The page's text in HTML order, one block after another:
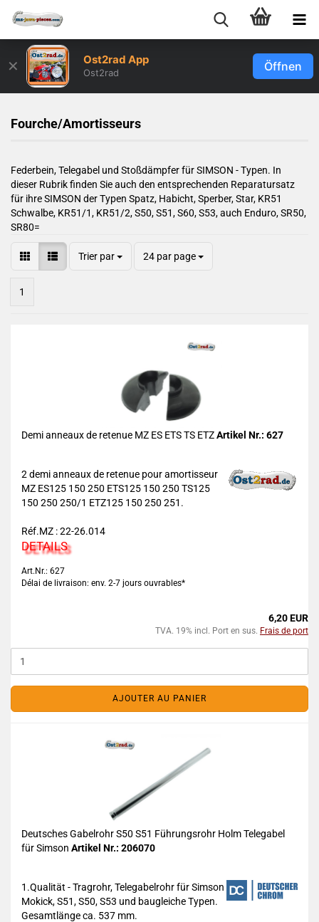
✕ Ost2rad App
Ost2rad Öffnen
Fourche/Amortisseurs
Federbein, Telegabel und Stoßdämpfer für SIMSON - Typen. In
dieser Rubrik finden Sie auch den entsprechenden Reparatursatz
für ihre SIMSON der Typen Spatz, Habicht, Sperber, Star, KR51
Schwalbe, KR51/1, KR51/2, S50, S51, S60, S53, auch Enduro, SR50,
SR80=
Trier par 24 par page
1
Demi anneaux de retenue MZ ES ETS TS ETZArtikel Nr.: 627
2 demi anneaux de retenue pour amortisseur
MZ ES125 150 250 ETS125 150 250 TS125
150 250 250/1 ETZ125 150 250 251.
Réf.MZ : 22-26.014
DETAILS
Art.Nr.: 627
Délai de livraison: env. 2-7 jours ouvrables*
6,20 EUR
TVA. 19% incl. Port en sus. Frais de port
AJOUTER AU PANIER
Deutsches Gabelrohr S50 S51 Führungsrohr Holm Telegabel
für Simson Artikel Nr.: 206070
1.Qualität - Tragrohr, Telegabelrohr für Simson
Mokick, S51, S50, S53 und baugleiche Typen.
Gesamtlänge ca. 537 mm.